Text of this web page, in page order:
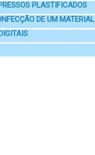
PLASTIFICADOS
DE UM MATERIAL